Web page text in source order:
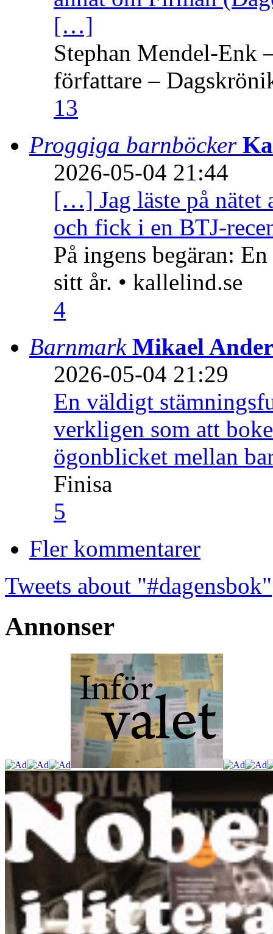
[…]
Stephan Mendel-Enk
författare –
13
Proggiga barnböcker
2026-05-04 21:44
[…] Jag läste på nätet
och fick i en BTJ-
På ingens begäran:
sitt år. • kallelind.se
4
Barnmark Mikael
2026-05-04 21:29
En väldigt
verkligen som att
ögonblicket mellan
Finisa
5
Fler kommentarer
Tweets about "#dagensbok"
Annonser